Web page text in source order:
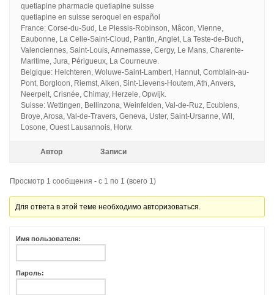
quetiapine pharmacie quetiapine suisse
quetiapine en suisse seroquel en español
France: Corse-du-Sud, Le Plessis-Robinson, Mâcon, Vienne,
Eaubonne, La Celle-Saint-Cloud, Pantin, Anglet, La Teste-de-Buch,
Valenciennes, Saint-Louis, Annemasse, Cergy, Le Mans, Charente-
Maritime, Jura, Périgueux, La Courneuve.
Belgique: Helchteren, Woluwe-Saint-Lambert, Hannut, Comblain-au-
Pont, Borgloon, Riemst, Alken, Sint-Lievens-Houtem, Ath, Anvers,
Neerpelt, Crisnée, Chimay, Herzele, Opwijk.
Suisse: Wettingen, Bellinzona, Weinfelden, Val-de-Ruz, Ecublens,
Broye, Arosa, Val-de-Travers, Geneva, Uster, Saint-Ursanne, Wil,
Losone, Ouest Lausannois, Horw.
Автор Записи
Просмотр 1 сообщения - с 1 по 1 (всего 1)
Для ответа в этой теме необходимо авторизоваться.
Имя пользователя:
Пароль: